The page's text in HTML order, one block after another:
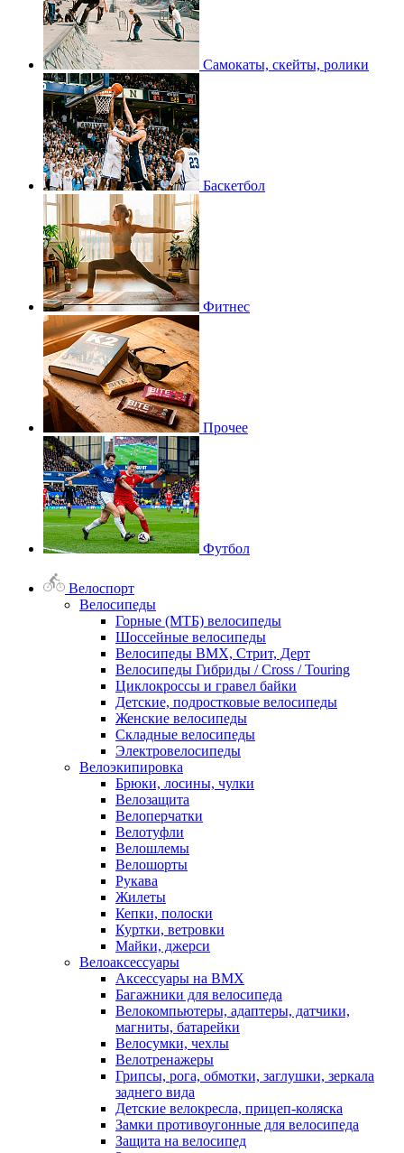
Самокаты, скейты, ролики
Баскетбол
Фитнес
Прочее
Футбол
Велоспорт
Велосипеды
Горные (МТБ) велосипеды
Шоссейные велосипеды
Велосипеды BMX, Стрит, Дерт
Велосипеды Гибриды / Cross / Touring
Циклокроссы и гравел байки
Детские, подростковые велосипеды
Женские велосипеды
Складные велосипеды
Электровелосипеды
Велоэкипировка
Брюки, лосины, чулки
Велозащита
Велоперчатки
Велотуфли
Велошлемы
Велошорты
Рукава
Жилеты
Кепки, полоски
Куртки, ветровки
Майки, джерси
Велоаксессуары
Аксессуары на BMX
Багажники для велосипеда
Велокомпьютеры, адаптеры, датчики,
магниты, батарейки
Велосумки, чехлы
Велотренажеры
Грипсы, рога, обмотки, заглушки, зеркала
заднего вида
Детские велокресла, прицеп-коляска
Замки противоугонные для велосипеда
Защита на велосипед